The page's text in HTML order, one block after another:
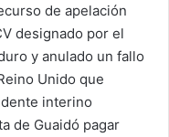
de apelación
designado por el
y anulado un fallo
Unido que
interino
de Guaidó pagar